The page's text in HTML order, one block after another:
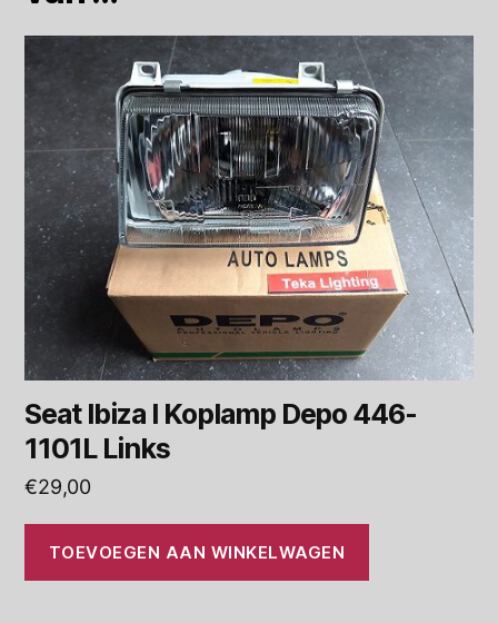
Seat Ibiza I Koplamp Depo 446-
1101L Links
€29,00
TOEVOEGEN AAN WINKELWAGEN